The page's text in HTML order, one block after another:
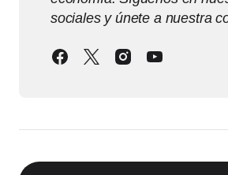
sociales y únete a nuestra